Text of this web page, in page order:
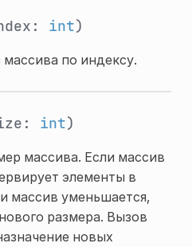
int)
по индексу.
int)
массива. Если массив
элементы в
массив уменьшается,
размера. Вызов
новых